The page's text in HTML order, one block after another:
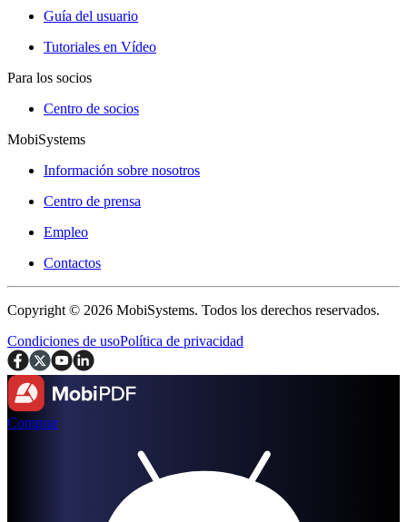
Guía del usuario
Tutoriales en Vídeo
Para los socios
Centro de socios
MobiSystems
Información sobre nosotros
Centro de prensa
Empleo
Contactos
Copyright © 2026 MobiSystems. Todos los derechos reservados.
Condiciones de usoPolítica de privacidad
Comprar